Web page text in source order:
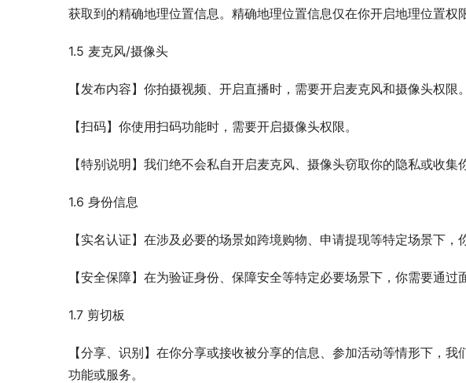
获取到的精确地理位置信息。精确地理位置信息仅在你开启地理位置权
1.5 麦克风/摄像头
【发布内容】你拍摄视频、开启直播时，需要开启麦克风和摄像头权限。
【扫码】你使用扫码功能时，需要开启摄像头权限。
【特别说明】我们绝不会私自开启麦克风、摄像头窃取你的隐私或收
1.6 身份信息
【实名认证】在涉及必要的场景如跨境购物、申请提现等特定场景下
【安全保障】在为验证身份、保障安全等特定必要场景下，你需要通
1.7 剪切板
【分享、识别】在你分享或接收被分享的信息、参加活动等情形下，
功能或服务。